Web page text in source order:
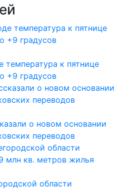
к пятнице
+9 градусов
о новом основании
переводов
области